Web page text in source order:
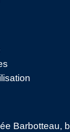
Barbotteau,